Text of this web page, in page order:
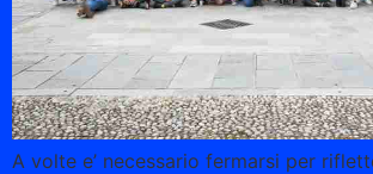
A volte e’ necessario fermarsi per